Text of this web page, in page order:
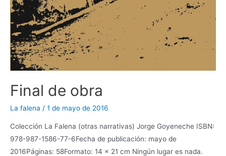
Final de obra
La falena / 1 de mayo de 2016
Colección La Falena (otras narrativas) Jorge Goyeneche ISBN:
978-987-1586-77-6Fecha de publicación: mayo de
2016Páginas: 58Formato: 14 x 21 cm Ningún lugar es nada.